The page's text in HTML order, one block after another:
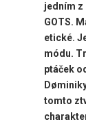
jedním
GOTS.
etické.
módu.
ptáček
tomto